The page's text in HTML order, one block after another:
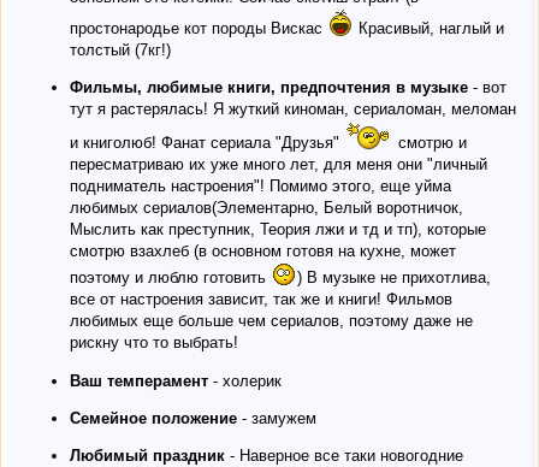
простонародье кот породы Вискас
Красивый, наглый и
толстый (7кг!)
Фильмы, любимые книги, предпочтения в музыке - вот
тут я растерялась! Я жуткий киноман, сериаломан, меломан
и книголюб! Фанат сериала "Друзья"
смотрю и
пересматриваю их уже много лет, для меня они "личный
подниматель настроения"! Помимо этого, еще уйма
любимых сериалов(Элементарно, Белый воротничок,
Мыслить как преступник, Теория лжи и тд и тп), которые
смотрю взахлеб (в основном готовя на кухне, может
поэтому и люблю готовить
) В музыке не прихотлива,
все от настроения зависит, так же и книги! Фильмов
любимых еще больше чем сериалов, поэтому даже не
рискну что то выбрать!
Ваш темперамент - холерик
Семейное положение - замужем
Любимый праздник - Наверное все таки новогодние